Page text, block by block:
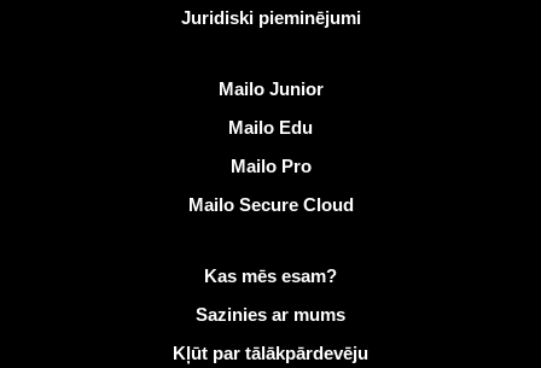
Juridiski pieminējumi
Mailo Junior
Mailo Edu
Mailo Pro
Mailo Secure Cloud
Vairāk informācijas vietnē Mailo
Kas mēs esam?
Sazinies ar mums
Kļūt par tālākpārdevēju